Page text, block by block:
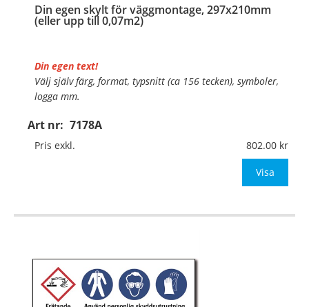
Din egen skylt för väggmontage, 297x210mm
(eller upp till 0,07m2)
Art nr: 7178A
Din egen text!
Välj själv färg, format, typsnitt (ca 156 tecken), symboler,
logga mm.
Material:Plan aluminium, 0,7mm (väggmontage)
Mått:297x210mm (eller annat mått upp till 0,07m²)
Pris exkl. 802.00
Visa